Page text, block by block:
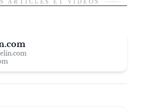
ARTICLES ET VIDÉOS